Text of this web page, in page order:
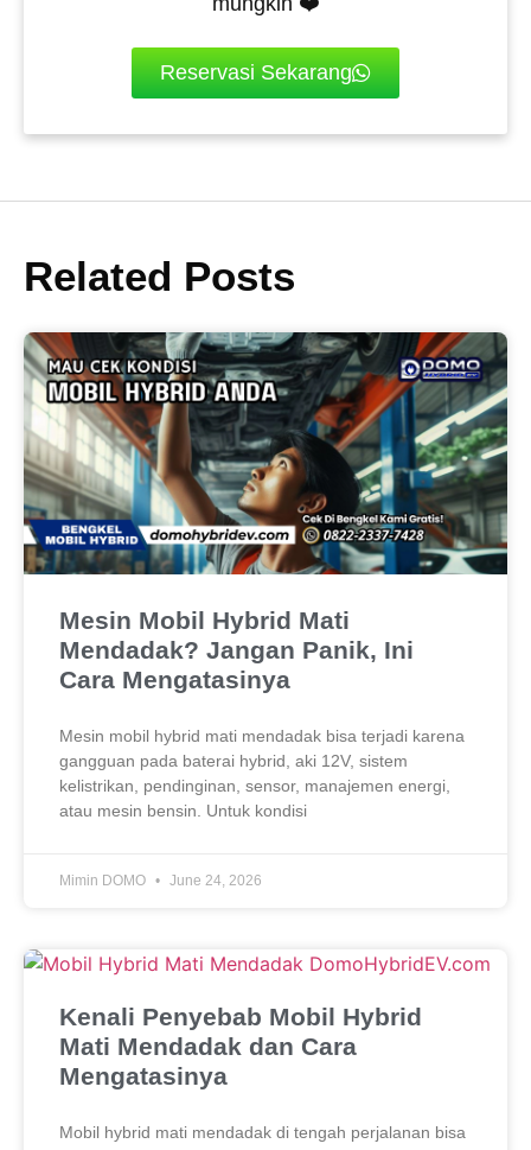
Reservasi Sekarang
Related Posts
Mesin Mobil Hybrid Mati
Mendadak? Jangan Panik, Ini
Cara Mengatasinya
Mesin mobil hybrid mati mendadak bisa terjadi karena
gangguan pada baterai hybrid, aki 12V, sistem
kelistrikan, pendinginan, sensor, manajemen energi,
atau mesin bensin. Untuk kondisi
Mimin DOMO June 24, 2026
Kenali Penyebab Mobil Hybrid
Mati Mendadak dan Cara
Mengatasinya
Mobil hybrid mati mendadak di tengah perjalanan bisa